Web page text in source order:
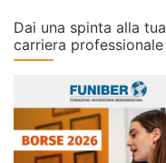
Dai una spinta alla tua
carriera professionale